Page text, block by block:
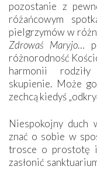
pozostanie z
różańcowym
pielgrzymów w
Zdrowaś Maryjo…
różnorodność
harmonii
skupienie. Może
zechcą kiedyś
Niespokojny duch
znać o sobie w
trosce o prostotę
zasłonić